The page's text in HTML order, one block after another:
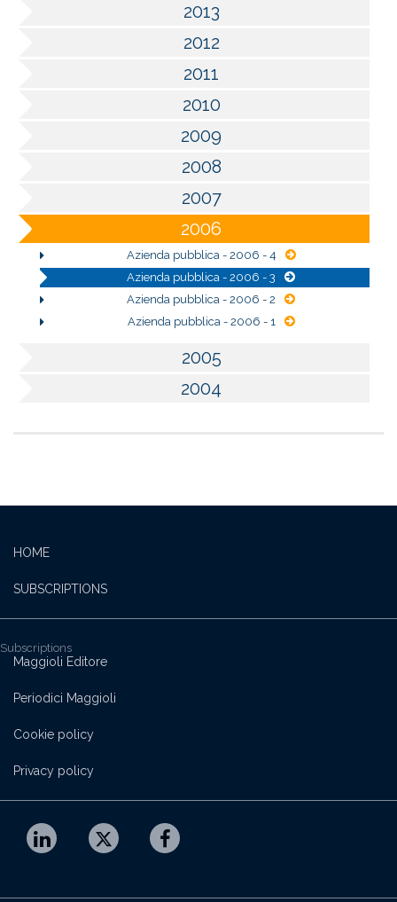
2013
2012
2011
2010
2009
2008
2007
2006
Azienda pubblica - 2006 - 4
Azienda pubblica - 2006 - 3
Azienda pubblica - 2006 - 2
Azienda pubblica - 2006 - 1
2005
2004
HOME
SUBSCRIPTIONS
Subscriptions
Maggioli Editore
Periodici Maggioli
Cookie policy
Privacy policy